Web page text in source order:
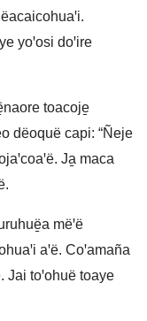
yoꞌosi doꞌire
toacoje̱
dëoquë capi: “Ñeje
Ja̱ maca
mëꞌë
aꞌë. Coꞌamaña
Jai toꞌohuë toaye